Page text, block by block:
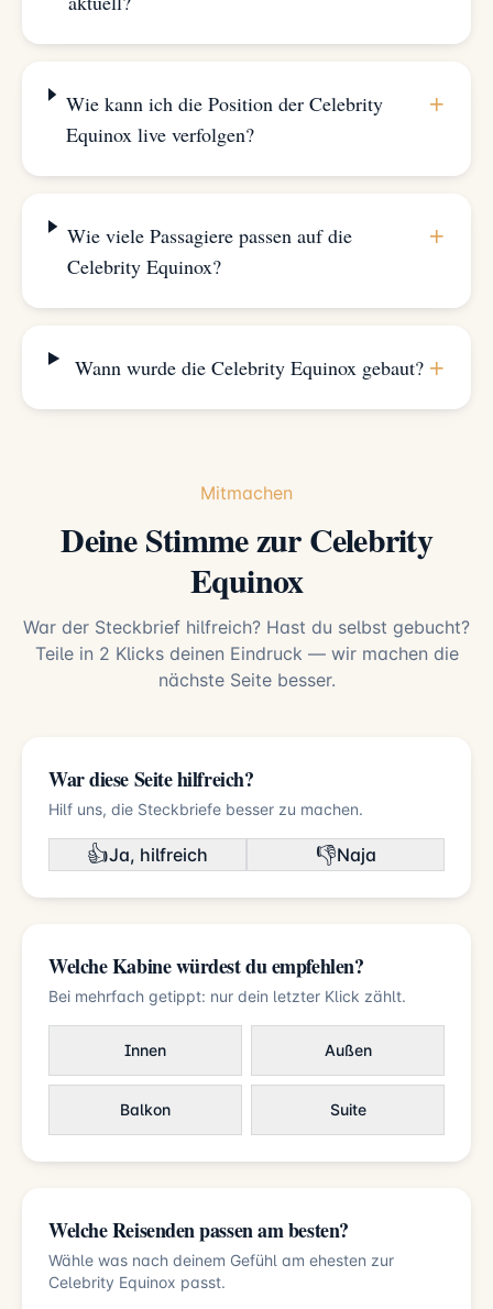
Wie kann ich die Position der Celebrity
Equinox live verfolgen?
+
Wie viele Passagiere passen auf die
Celebrity Equinox?
+
Wann wurde die Celebrity Equinox gebaut? +
Mitmachen
Deine Stimme zur Celebrity
Equinox
War der Steckbrief hilfreich? Hast du selbst gebucht?
Teile in 2 Klicks deinen Eindruck — wir machen die
nächste Seite besser.
War diese Seite hilfreich?
Hilf uns, die Steckbriefe besser zu machen.
👍Ja, hilfreich 👎Naja
Welche Kabine würdest du empfehlen?
Bei mehrfach getippt: nur dein letzter Klick zählt.
Innen Außen
Balkon Suite
Welche Reisenden passen am besten?
Wähle was nach deinem Gefühl am ehesten zur
Celebrity Equinox passt.